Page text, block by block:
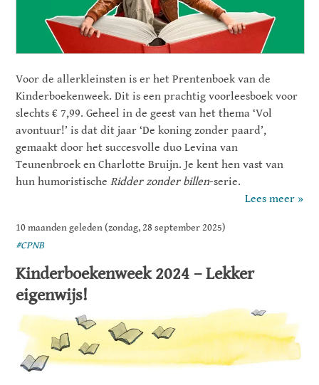
Voor de allerkleinsten is er het Prentenboek van de
Kinderboekenweek. Dit is een prachtig voorleesboek voor
slechts € 7,99. Geheel in de geest van het thema ‘Vol
avontuur!’ is dat dit jaar ‘De koning zonder paard’,
gemaakt door het succesvolle duo Levina van
Teunenbroek en Charlotte Bruijn. Je kent hen vast van
hun humoristischeRidder zonder billen-serie.
Lees meer »
10 maanden geleden (zondag, 28 september 2025)
#CPNB
Kinderboekenweek 2024 – Lekker
eigenwijs!